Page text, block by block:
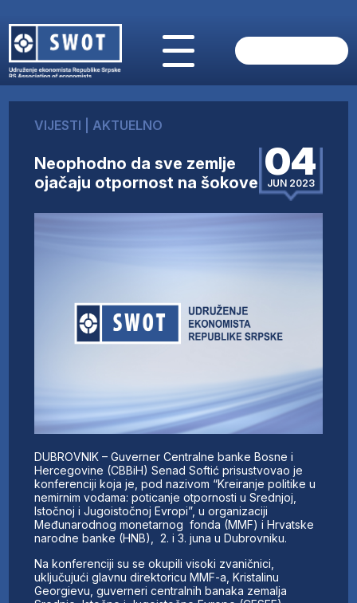
O NAMA
AKTUELNO
ANALIZE
FINANSIJE
UČLANI SE
VIJESTI AKTUELNO
Neophodno da sve zemlje
ojačaju otpornost na šokove 04
JUN 2023
DUBROVNIK – Guverner Centralne banke Bosne i
Hercegovine (CBBiH) Senad Softić prisustvovao je
konferenciji koja je, pod nazivom “Kreiranje politike u
nemirnim vodama: poticanje otpornosti u Srednjoj,
Istočnoj i Jugoistočnoj Evropi”, u organizaciji
Međunarodnog monetarnog fonda (MMF) i Hrvatske
narodne banke (HNB), 2. i 3. juna u Dubrovniku.
Na konferenciji su se okupili visoki zvaničnici,
uključujući glavnu direktoricu MMF-a, Kristalinu
Georgievu, guverneri centralnih banaka zemalja